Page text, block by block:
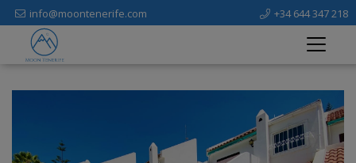
info@moontenerife.com +34 644 347 218